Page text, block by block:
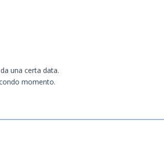
una certa data.
momento.